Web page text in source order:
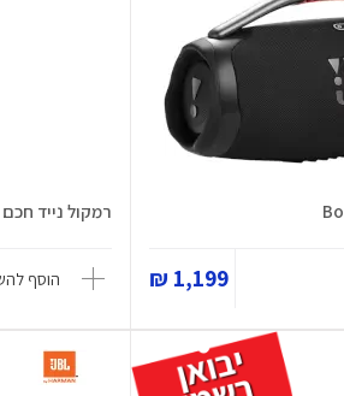
1,199 ₪
רמקול נייד חכם Roam SL
הוסף